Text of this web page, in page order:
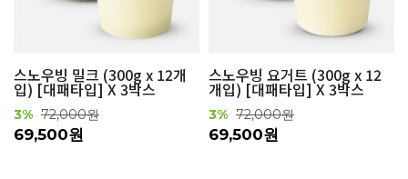
스노우빙 밀크 (300g x 12개
입) [대패타입] X 3박스
3% 72,000원
69,500원
스노우빙 요거트 (300g x 12
개입) [대패타입] X 3박스
3% 72,000원
69,500원